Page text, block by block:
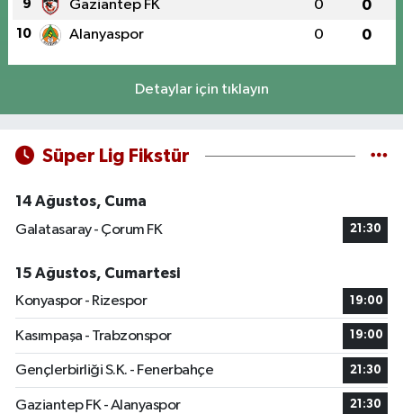
9 Gaziantep FK 0 0
10 Alanyaspor 0 0
Detaylar için tıklayın
Süper Lig Fikstür
14 Ağustos, Cuma
Galatasaray - Çorum FK
21:30
15 Ağustos, Cumartesi
Konyaspor - Rizespor
19:00
Kasımpaşa - Trabzonspor 19:00
Gençlerbirliği S.K. - Fenerbahçe 21:30
Gaziantep FK - Alanyaspor 21:30